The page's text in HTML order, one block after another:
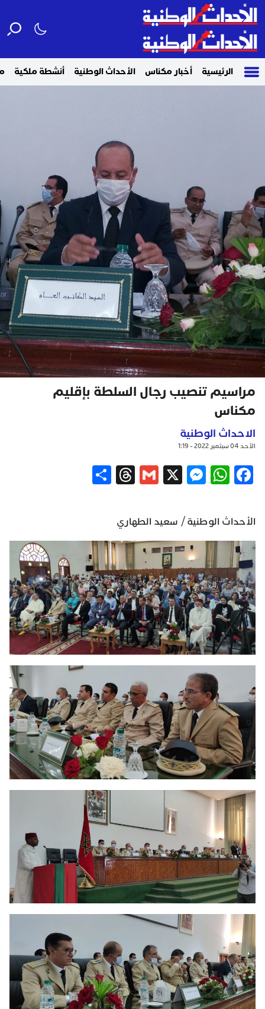
الرئيسية أخبار مكناس الأحداث الوطنية أنشطة ملكية
مراسيم تنصيب رجال السلطة بإقليم
مكناس
الاحداث الوطنية
الأحد 04 سبتمبر 2022 - 1:19
Facebook
WhatsApp
Messenger
X
Gmail
Threads
الأحداث الوطنية / سعيد الطهاري